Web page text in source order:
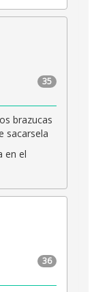
35
brazucas
sacarsela
en el
36